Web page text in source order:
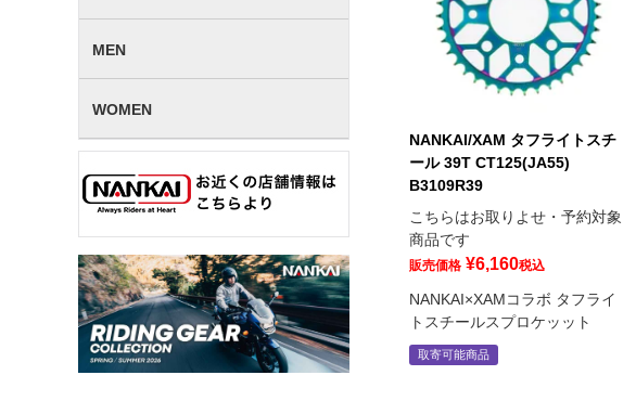
MEN
WOMEN
NANKAI/XAM タフライトスチ
ール 39T CT125(JA55)
B3109R39
こちらはお取りよせ・予約対象
商品です
販売価格 ¥6,160税込
NANKAI×XAMコラボ タフライ
トスチールスプロケッット
取寄可能商品